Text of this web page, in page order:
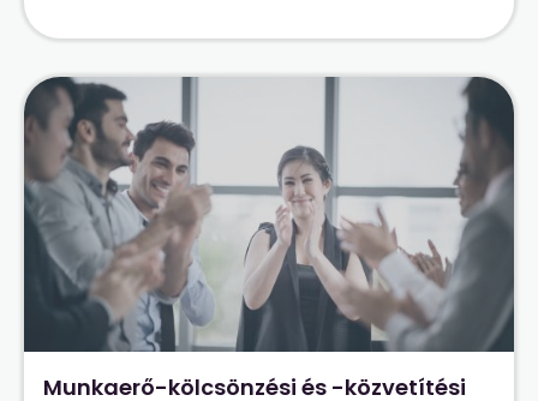
Munkaerő-kölcsönzési és -közvetítési